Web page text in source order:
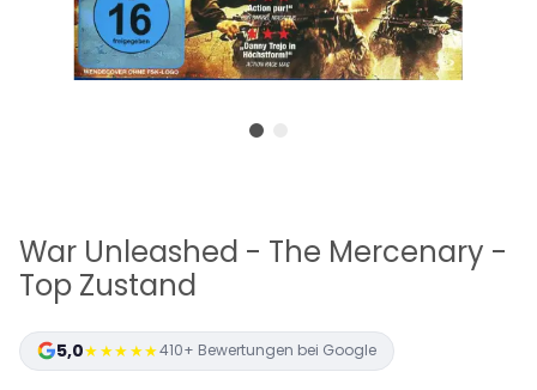
War Unleashed - The Mercenary -
Top Zustand
5,0★★★★★410+ Bewertungen bei Google